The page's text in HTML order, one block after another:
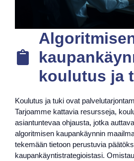
koulutus ja
Koulutus ja tuki ovat
Tarjoamme kattavia resursseja,
asiantuntevaa ohjausta, jotka
algoritmisen kaupankäynnin
tekemään tietoon perustuvia
kaupankäyntistrategioistasi.